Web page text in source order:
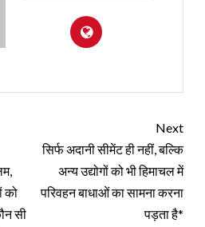
को
सी
Next
सिर्फ अदानी सीमेंट ही नहीं, बल्कि
अन्य उद्योगों को भी हिमाचल में
परिवहन बाधाओं का सामना करना
पड़ता है*